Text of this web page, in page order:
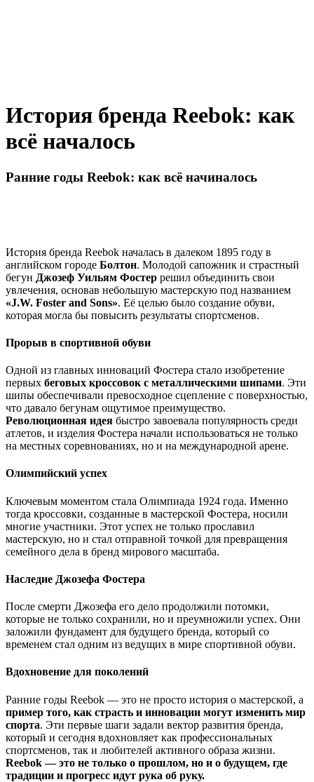
История бренда Reebok: как
всё началось
Ранние годы Reebok: как всё начиналось
История бренда Reebok началась в далеком 1895 году в
английском городе Болтон. Молодой сапожник и страстный
бегун Джозеф Уильям Фостер решил объединить свои
увлечения, основав небольшую мастерскую под названием
«J.W. Foster and Sons». Её целью было создание обуви,
которая могла бы повысить результаты спортсменов.
Прорыв в спортивной обуви
Одной из главных инноваций Фостера стало изобретение
первых беговых кроссовок с металлическими шипами. Эти
шипы обеспечивали превосходное сцепление с поверхностью,
что давало бегунам ощутимое преимущество.
Революционная идея быстро завоевала популярность среди
атлетов, и изделия Фостера начали использоваться не только
на местных соревнованиях, но и на международной арене.
Олимпийский успех
Ключевым моментом стала Олимпиада 1924 года. Именно
тогда кроссовки, созданные в мастерской Фостера, носили
многие участники. Этот успех не только прославил
мастерскую, но и стал отправной точкой для превращения
семейного дела в бренд мирового масштаба.
Наследие Джозефа Фостера
После смерти Джозефа его дело продолжили потомки,
которые не только сохранили, но и преумножили успех. Они
заложили фундамент для будущего бренда, который со
временем стал одним из ведущих в мире спортивной обуви.
Вдохновение для поколений
Ранние годы Reebok — это не просто история о мастерской, а
пример того, как страсть и инновации могут изменить мир
спорта. Эти первые шаги задали вектор развития бренда,
который и сегодня вдохновляет как профессиональных
спортсменов, так и любителей активного образа жизни.
Reebok — это не только о прошлом, но и о будущем, где
традиции и прогресс идут рука об руку.